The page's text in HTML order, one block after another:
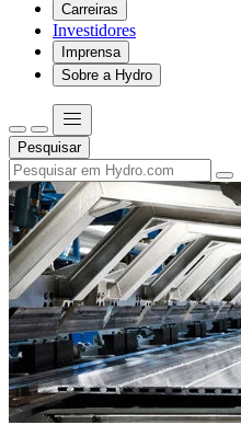
Carreiras
Investidores
Imprensa
Sobre a Hydro
Pesquisar